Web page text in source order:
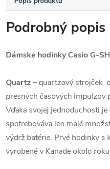
Podrobný popis
Dámske hodinky Casio G-
Quartz–quartzový strojček
presných časových impulzov
Vďaka svojej jednoduchosti
spotrebováva len malé
výdrž batérie. Prvé hodinky
vyrobené v Kanade okolo